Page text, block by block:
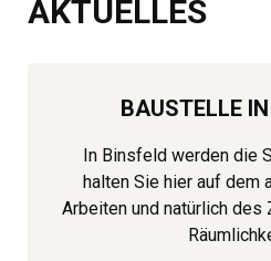
AKTUELLES
BAUSTELLE
In Binsfeld werden die
halten Sie hier auf dem
Arbeiten und natürlich des